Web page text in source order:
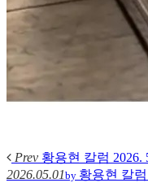
Prev 황용현 칼럼 2026.
2026.05.01by 황용현 칼럼